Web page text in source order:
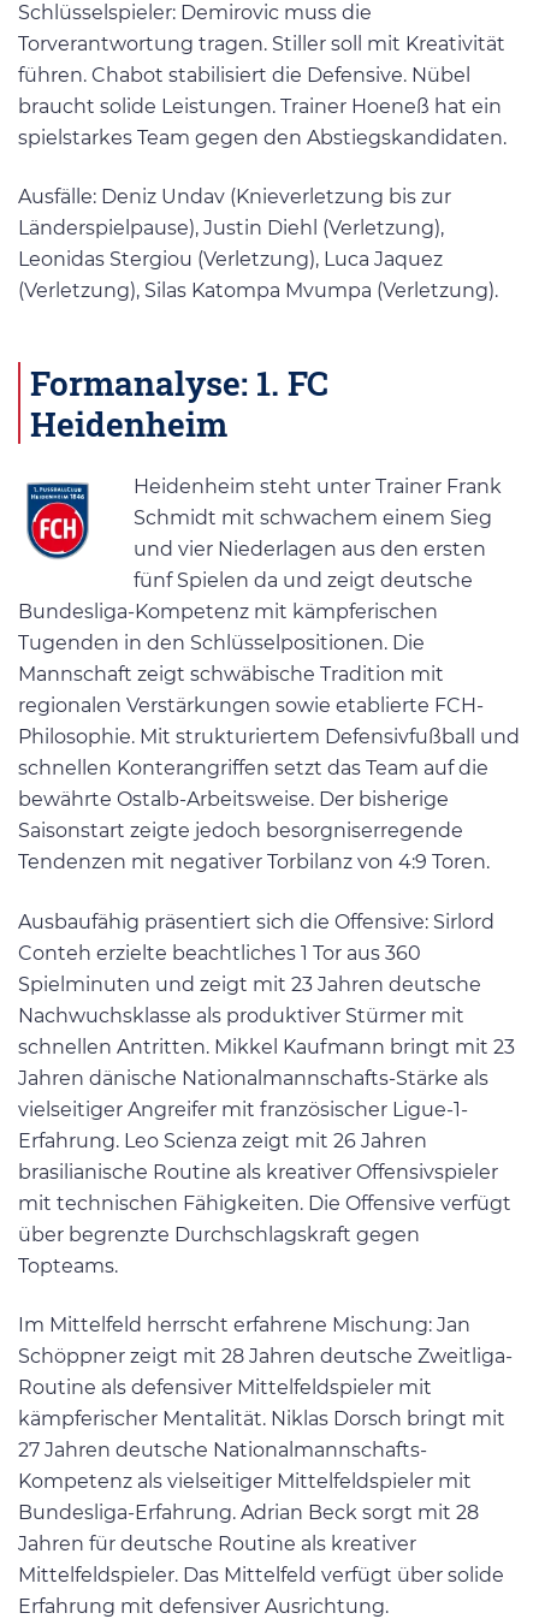
Schlüsselspieler: Demirovic muss die
Torverantwortung tragen. Stiller soll mit Kreativität
führen. Chabot stabilisiert die Defensive. Nübel
braucht solide Leistungen. Trainer Hoeneß hat ein
spielstarkes Team gegen den Abstiegskandidaten.
Ausfälle: Deniz Undav (Knieverletzung bis zur
Länderspielpause), Justin Diehl (Verletzung),
Leonidas Stergiou (Verletzung), Luca Jaquez
(Verletzung), Silas Katompa Mvumpa (Verletzung).
Formanalyse: 1. FC
Heidenheim
Heidenheim steht unter Trainer Frank
Schmidt mit schwachem einem Sieg
und vier Niederlagen aus den ersten
fünf Spielen da und zeigt deutsche
Bundesliga-Kompetenz mit kämpferischen
Tugenden in den Schlüsselpositionen. Die
Mannschaft zeigt schwäbische Tradition mit
regionalen Verstärkungen sowie etablierte FCH-
Philosophie. Mit strukturiertem Defensivfußball und
schnellen Konterangriffen setzt das Team auf die
bewährte Ostalb-Arbeitsweise. Der bisherige
Saisonstart zeigte jedoch besorgniserregende
Tendenzen mit negativer Torbilanz von 4:9 Toren.
Ausbaufähig präsentiert sich die Offensive: Sirlord
Conteh erzielte beachtliches 1 Tor aus 360
Spielminuten und zeigt mit 23 Jahren deutsche
Nachwuchsklasse als produktiver Stürmer mit
schnellen Antritten. Mikkel Kaufmann bringt mit 23
Jahren dänische Nationalmannschafts-Stärke als
vielseitiger Angreifer mit französischer Ligue-1-
Erfahrung. Leo Scienza zeigt mit 26 Jahren
brasilianische Routine als kreativer Offensivspieler
mit technischen Fähigkeiten. Die Offensive verfügt
über begrenzte Durchschlagskraft gegen
Topteams.
Im Mittelfeld herrscht erfahrene Mischung: Jan
Schöppner zeigt mit 28 Jahren deutsche Zweitliga-
Routine als defensiver Mittelfeldspieler mit
kämpferischer Mentalität. Niklas Dorsch bringt mit
27 Jahren deutsche Nationalmannschafts-
Kompetenz als vielseitiger Mittelfeldspieler mit
Bundesliga-Erfahrung. Adrian Beck sorgt mit 28
Jahren für deutsche Routine als kreativer
Mittelfeldspieler. Das Mittelfeld verfügt über solide
Erfahrung mit defensiver Ausrichtung.